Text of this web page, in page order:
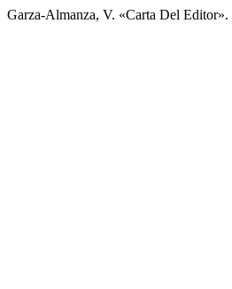
Garza-Almanza, V. «Carta Del Editor».